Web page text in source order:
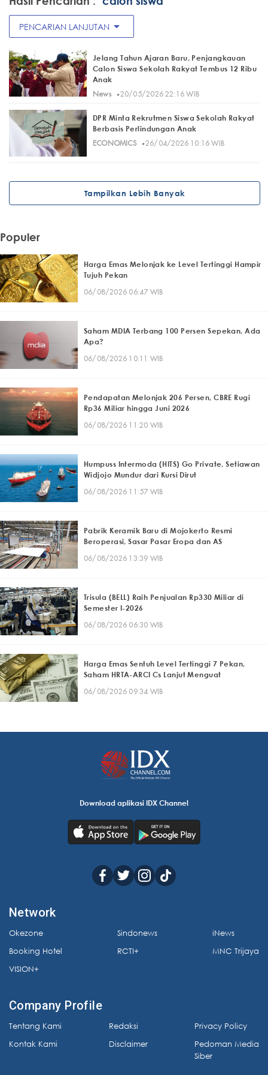
PENCARIAN LANJUTAN arrow_drop_down
Jelang Tahun Ajaran Baru, Penjangkauan
Calon Siswa Sekolah Rakyat Tembus 12 Ribu
Anak
News· 20/05/2026 22:16 WIB
DPR Minta Rekrutmen Siswa Sekolah Rakyat
Berbasis Perlindungan Anak
ECONOMICS· 26/04/2026 10:16 WIB
Tampilkan Lebih Banyak
Populer
Harga Emas Melonjak ke Level Tertinggi Hampir
Tujuh Pekan
06/08/2026 06:47 WIB
Saham MDIA Terbang 100 Persen Sepekan, Ada
Apa?
06/08/2026 10:11 WIB
Pendapatan Melonjak 206 Persen, CBRE Rugi
Rp36 Miliar hingga Juni 2026
06/08/2026 11:20 WIB
Humpuss Intermoda (HITS) Go Private, Setiawan
Widjojo Mundur dari Kursi Dirut
06/08/2026 11:57 WIB
Pabrik Keramik Baru di Mojokerto Resmi
Beroperasi, Sasar Pasar Eropa dan AS
06/08/2026 13:39 WIB
Trisula (BELL) Raih Penjualan Rp330 Miliar di
Semester I-2026
06/08/2026 06:30 WIB
Harga Emas Sentuh Level Tertinggi 7 Pekan,
Saham HRTA-ARCI Cs Lanjut Menguat
06/08/2026 09:34 WIB
Download aplikasi IDX Channel
Network
Okezone
Booking Hotel
VISION+
Sindonews
RCTI+
iNews
MNC Trijaya
Company Profile
Tentang Kami
Kontak Kami
Redaksi
Disclaimer
Privacy Policy
Pedoman Media
Siber